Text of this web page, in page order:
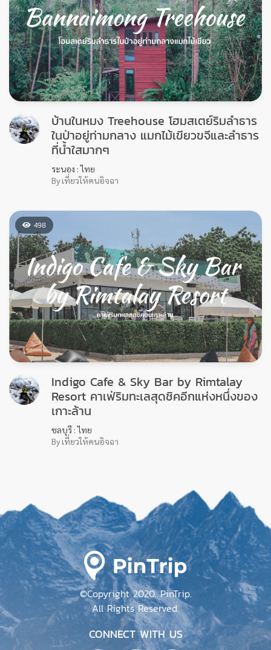
หัวแหลมโฮมสเตย์ บ้านเสียบญวน จ. ชุมพร
ชุมพร : ไทย
By เที่ยวให้คนอิจฉา
บ้านในหมง Treehouse โฮมสเตย์ริมลำธาร
ในป่าอยู่ท่ามกลาง แมกไม้เขียวขจีและลำธาร
ที่น้ำใสมากๆ
ระนอง : ไทย
By เที่ยวให้คนอิจฉา
Indigo Cafe & Sky Bar by Rimtalay
Resort คาเฟ่ริมทะเลสุดชิคอีกแห่งหนึ่งของ
เกาะล้าน